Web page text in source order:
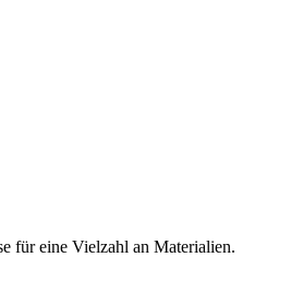
für eine Vielzahl an Materialien.